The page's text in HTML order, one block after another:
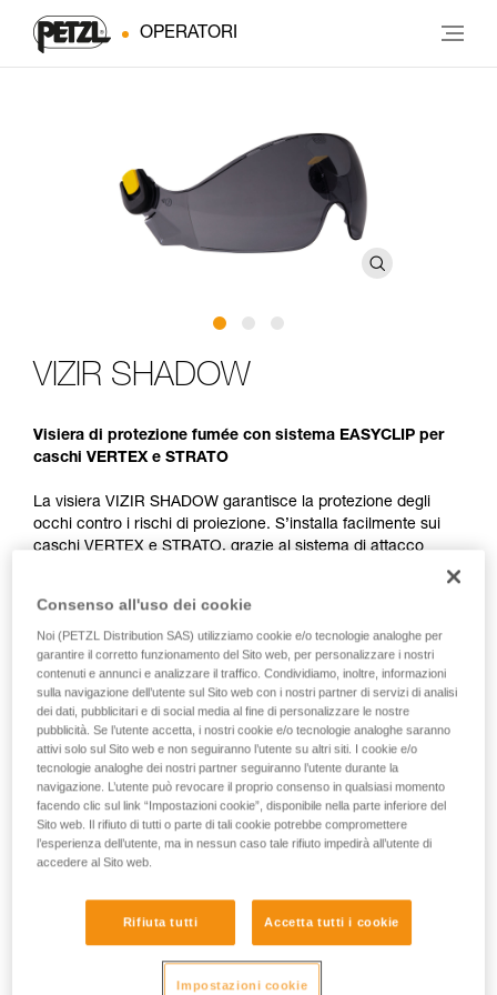
OPERATORI
VIZIR SHADOW
Visiera di protezione fumée con sistema EASYCLIP per
caschi VERTEX e STRATO
La visiera VIZIR SHADOW garantisce la protezione degli
occhi contro i rischi di proiezione. S’installa facilmente sui
caschi VERTEX e STRATO, grazie al sistema di attacco
antigraffio e antiappannamento.
How to install visors on Petzl VERTEX ans
STRATO helmets
Mostra tutti i video
Consenso all'uso dei cookie
Noi (PETZL Distribution SAS) utilizziamo cookie e/o tecnologie analoghe per
garantire il corretto funzionamento del Sito web, per personalizzare i nostri
contenuti e annunci e analizzare il traffico. Condividiamo, inoltre, informazioni
sulla navigazione dell’utente sul Sito web con i nostri partner di servizi di analisi
dei dati, pubblicitari e di social media al fine di personalizzare le nostre
pubblicità. Se l’utente accetta, i nostri cookie e/o tecnologie analoghe saranno
attivi solo sul Sito web e non seguiranno l’utente su altri siti. I cookie e/o
tecnologie analoghe dei nostri partner seguiranno l’utente durante la
navigazione. L’utente può revocare il proprio consenso in qualsiasi momento
facendo clic sul link “Impostazioni cookie”, disponibile nella parte inferiore del
Sito web. Il rifiuto di tutti o parte di tali cookie potrebbe compromettere
l’esperienza dell’utente, ma in nessun caso tale rifiuto impedirà all’utente di
accedere al Sito web.
Rifiuta tutti Accetta tutti i cookie
Impostazioni cookie